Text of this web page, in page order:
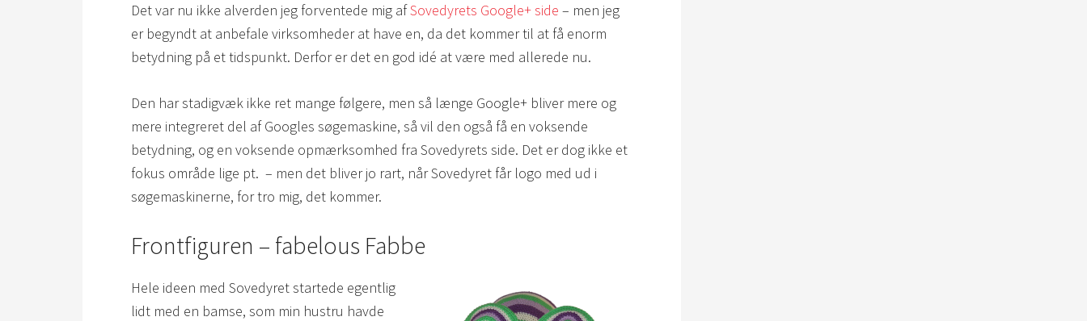
Det var nu ikke alverden jeg forventede mig afSovedyrets Google+ side – men jeg
er begyndt at anbefale virksomheder at have en, da det kommer til at få enorm
betydning på et tidspunkt. Derfor er det en god idé at være med allerede nu.
Den har stadigvæk ikke ret mange følgere, men så længe Google+ bliver mere og
mere integreret del af Googles søgemaskine, så vil den også få en voksende
betydning, og en voksende opmærksomhed fra Sovedyrets side. Det er dog ikke et
fokus område lige pt. – men det bliver jo rart, når Sovedyret får logo med ud i
søgemaskinerne, for tro mig, det kommer.
Frontfiguren – fabelous Fabbe
Hele ideen med Sovedyret startede egentlig
lidt med en bamse, som min hustru havde